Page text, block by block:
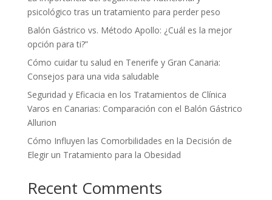
psicológico tras un tratamiento para perder peso
Balón Gástrico vs. Método Apollo: ¿Cuál es la mejor
opción para ti?”
Cómo cuidar tu salud en Tenerife y Gran Canaria:
Consejos para una vida saludable
Seguridad y Eficacia en los Tratamientos de Clínica
Varos en Canarias: Comparación con el Balón Gástrico
Allurion
Cómo Influyen las Comorbilidades en la Decisión de
Elegir un Tratamiento para la Obesidad
Recent Comments